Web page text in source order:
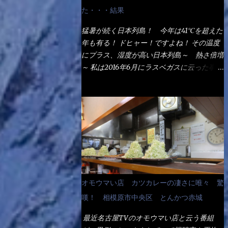
やっぱり＜湯無し＞注文は、裏注文方法とし
てあるらしい。 それと店員によっては、理
解出来ない者も居るらしい云う事。 そこで
ランチ混雑前に、行くのが店への配慮でもあ
る。 11:20 店内に入り・・・『釜揚げうど
し？』（これだ全く理解していないな） す
ると茹で方の若い女性店員が『いい！い
い！！』とオッサンを向こうへやった。 で
サッサと、木桶を用意してうどんだけ入れて
出して来ました。 な～るほど、この事
か・・・ で今日の2021年後半1回目のサラメ
シです。 見事に木桶には湯が入っていな
い、UDONだけです。 しかし、この木桶デ
カイなぁ～ 試したいこと残りの1つが＜得＞
大しか食べていないからね、得がどれくらい
た・・・結果
猛暑が続く日本列島！ 今年は41℃を超えた
年も有る！ ドヒャー！ですよね！ その温度
にプラス、湿度が高い日本列島～ 熱さ倍増
～ 私は2016年6月にラスベガスに云った事が
無いね） 処で今日は何だ！？これです。 丸
亀 釜あげうどん！ 日本には、お中元とお
歳暮という古来からの風習がある。 お中元
は、丁度お盆の夏場に日頃お世話になってい
る方への＜ご挨拶＞としての贈り物の習慣で
す。 今では、大分廃れてしまっているか
と・・・小生もお中元やお歳暮など送った事
は無い！（キッパリ） まぁ～この慣習が残
っているのは、官公庁や超大手企業戦士（昇
進目的）などの世界でしょう。 要は、ゴマ
スリ・・・てな感じかな。 丸亀製麺と云え
オモウマい店 カツカレーの凄さに唯々 驚
嘆！ 相模原市中央区 とんかつ赤城
最近名古屋TVのオモウマい店と云う番組